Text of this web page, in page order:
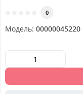
0
Модель: 00000045220